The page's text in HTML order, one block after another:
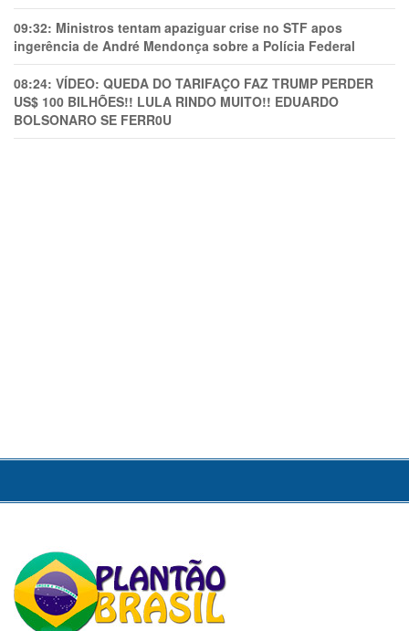
09:32: Ministros tentam apaziguar crise no STF apos
ingerência de André Mendonça sobre a Polícia Federal
08:24: VÍDEO: QUEDA DO TARIFAÇO FAZ TRUMP PERDER
US$ 100 BILHÕES!! LULA RINDO MUITO!! EDUARDO
BOLSONARO SE FERR0U